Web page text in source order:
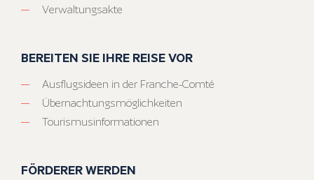
Verwaltungsakte
BEREITEN SIE IHRE REISE VOR
Ausflugsideen in der Franche-Comté
Übernachtungsmöglichkeiten
Tourismusinformationen
FÖRDERER WERDEN